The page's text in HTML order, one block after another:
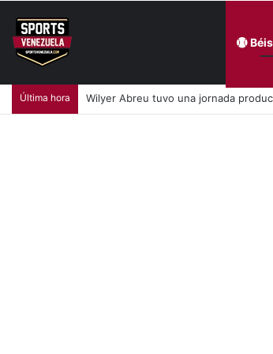
Última hora Ronald Acuña Jr sonó un par